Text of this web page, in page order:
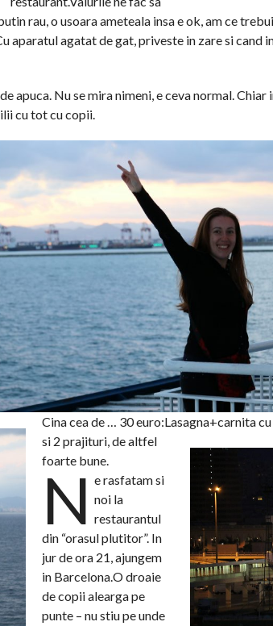
rau, o usoara ameteala insa e ok, am ce
aparatul agatat de gat, priveste in zare si
apuca. Nu se mira nimeni, e ceva normal.
cu tot cu copii.
Cina cea de … 30 euro:Lasagna+carnita
si 2 prajituri,de altfel
foarte bune.
N e rasfatam si
noi la
restaurantul
din “orasul plutitor”. In
jur de ora 21, ajungem
in Barcelona.O droaie
de copii alearga pe
punte – nu stiu pe unde